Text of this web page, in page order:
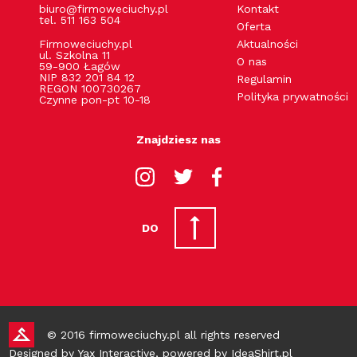
dostępne są już od rozmiarów XS i S, dzięki czemu
wybierzesz dokładnie taki model, na jakim Ci zależy. Na t-
nami zaopatrzysz również swoją drużynę sportową w
jednolite stroje, służące jej przez kolejne sezony. Jeśli masz
pytania dotyczące zamówienia, skontaktuj się z nami
internetowo lub telefonicznie.
biuro@firmoweciuchy.pl
tel. 511 163 504
Firmoweciuchy.pl
ul. Szkolna 11
59-900 Łagów
NIP 832 201 84 12
REGON 100730267
Czynne pon-pt 10-18
Kontakt
Oferta
Aktualności
O nas
Regulamin
Polityka prywatności
Znajdziesz nas
DO
© 2016 firmoweciuchy.pl all rights reserved
Designed byYax Interactive, powered by IdeaShirt.pl